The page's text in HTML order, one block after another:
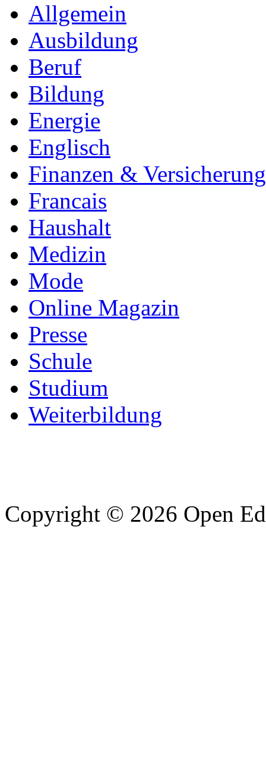
Allgemein
Ausbildung
Beruf
Bildung
Energie
Englisch
Finanzen &
Francais
Haushalt
Medizin
Mode
Online Magazin
Presse
Schule
Studium
Weiterbildung
Copyright © 2026 Open